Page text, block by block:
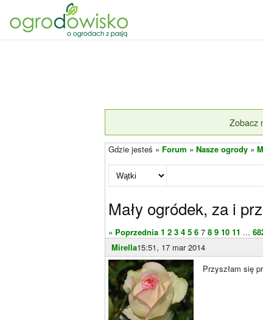
Zobacz
Gdzie jesteś » Forum » Nasze ogrody »
Mały ogródek, za i
« Poprzednia 1 2 3 4 5 6 7 8 9 10 11 ...
Mirella15:51, 17 mar 2014
Przyszłam się